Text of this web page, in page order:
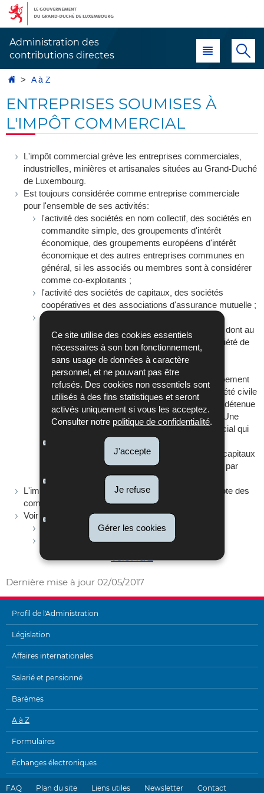
Ce site utilise des cookies essentiels
nécessaires à son bon fonctionnement,
sans usage de données à caractère
personnel, et ne pouvant pas être
refusés. Des cookies non essentiels sont
utilisés à des fins statistiques et seront
activés uniquement si vous les acceptez.
Consulter notre politique de confidentialité.
J'accepte
Je refuse
Gérer les cookies
Aller
navigation
Aller
au
Administration des
contributions directes
Menu principal
AccueilA à Z
ENTREPRISES SOUMISES À
L'IMPÔT COMMERCIAL
L'impôt commercial grève les entreprises commerciales,
industrielles, minières et artisanales situées au Grand-Duché
de Luxembourg.
Est toujours considérée comme entreprise commerciale
pour l'ensemble de ses activités:
l'activité des sociétés en nom collectif, des sociétés en
commandite simple, des groupements d'intérêt
économique, des groupements européens d'intérêt
économique et des autres entreprises communes en
général, si les associés ou membres sont à considérer
comme co-exploitants ;
l'activité des sociétés de capitaux, des sociétés
coopératives et des associations d'assurance mutuelle ;
l'activité à but de lucre exercée
soit par une société en commandite simple dont au
moins un associé commandité est une société de
soit par une société en nom collectif, un
groupement d'intérêt économique, un groupement
européen d'intérêt économique ou une société civile
(immobilière) dont la majorité des parts est détenue
par une ou plusieurs sociétés de capitaux. Une
société de personnes à caractère commercial qui
détient des parts dans une autre société de
personnes, est assimilée à une société de capitaux
pour déterminer la nature du revenu réalisé par
cette autre société de personnes.
L'impôt commercial est perçu par l'Etat pour le compte des
communes.
Voir aussi:
Calcul de l'impôt commercial
Circulaire I.C.C. n° 37 du 15 septembre 2003
Vers A à Z
Dernière mise à jour 02/05/2017
MENU
DE
NAVIGATION
Profil de l'Administration
Législation
Affaires internationales
Salarié et pensionné
Barèmes
A à Z
Formulaires
Échanges électroniques
FAQ Plan du site Liens utiles Newsletter Contact